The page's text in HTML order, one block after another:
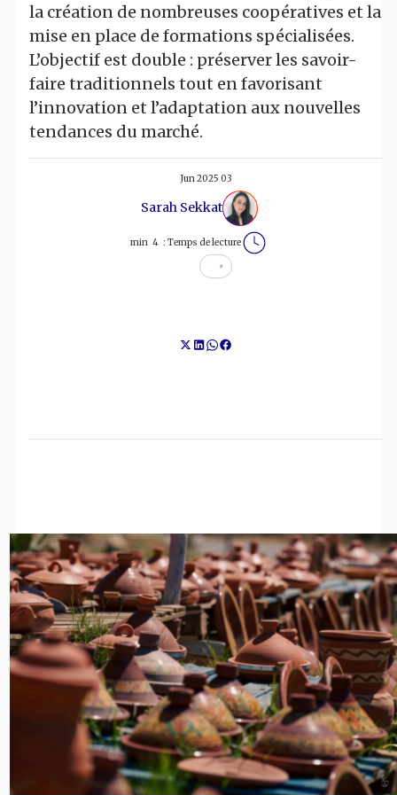
la création de nombreuses coopératives et la
mise en place de formations spécialisées.
L’objectif est double : préserver les savoir-
faire traditionnels tout en favorisant
l’innovation et l’adaptation aux nouvelles
tendances du marché.
03 Jun 2025
Sarah Sekkat
Temps de lecture :
4
min